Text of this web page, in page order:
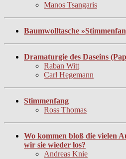
Manos Tsangaris
Baumwolltasche
Dramaturgie des Daseins
Raban Witt
Carl Hegemann
Stimmenfang
Ross Thomas
Wo kommen bloß die vielen
wir sie wieder los?
Andreas Knie